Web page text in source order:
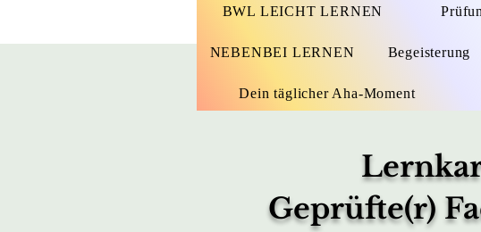
BWL LEICHT LERNEN
NEBENBEI LERNEN Begeisterung
Dein täglicher Aha-Moment
Geprüfte(r)